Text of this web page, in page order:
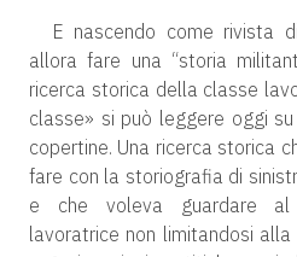
E nascendo come rivista
allora fare una “storia
ricerca storica della classe
classe» si può leggere oggi
copertine. Una ricerca storica
fare con la storiografia di
e che voleva guardare
lavoratrice non limitandosi